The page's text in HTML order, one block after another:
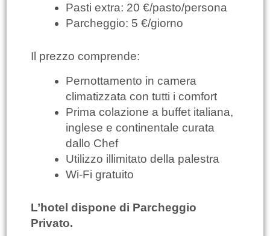
Pasti extra: 20 €/pasto/persona
Parcheggio: 5 €/giorno
Il prezzo comprende:
Pernottamento in camera
climatizzata con tutti i comfort
Prima colazione a buffet italiana,
inglese e continentale curata
dallo Chef
Utilizzo illimitato della palestra
Wi-Fi gratuito
L’hotel dispone di Parcheggio
Privato.